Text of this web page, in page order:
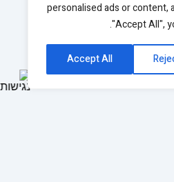
personalised ads or content,
"Accept All",
Accept All